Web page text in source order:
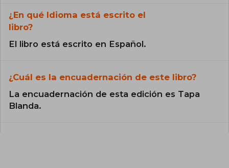
¿En qué Idioma está escrito el
libro?
El libro está escrito en Español.
¿Cuál es la encuadernación de este libro?
La encuadernación de esta edición es Tapa
Blanda.